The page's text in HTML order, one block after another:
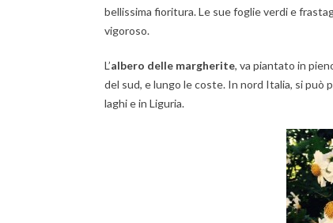
bellissima fioritura. Le sue foglie verdi e
vigoroso.
L’albero delle margherite, va piantato in
del sud, e lungo le coste. In nord Italia, si può
laghi e in Liguria.